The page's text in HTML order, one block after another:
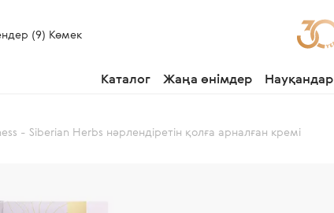
(9) Көмек
Каталог Жаңа өнімдер Науқандар
- Siberian Herbs нәрлендіретін қолға арналған кремі